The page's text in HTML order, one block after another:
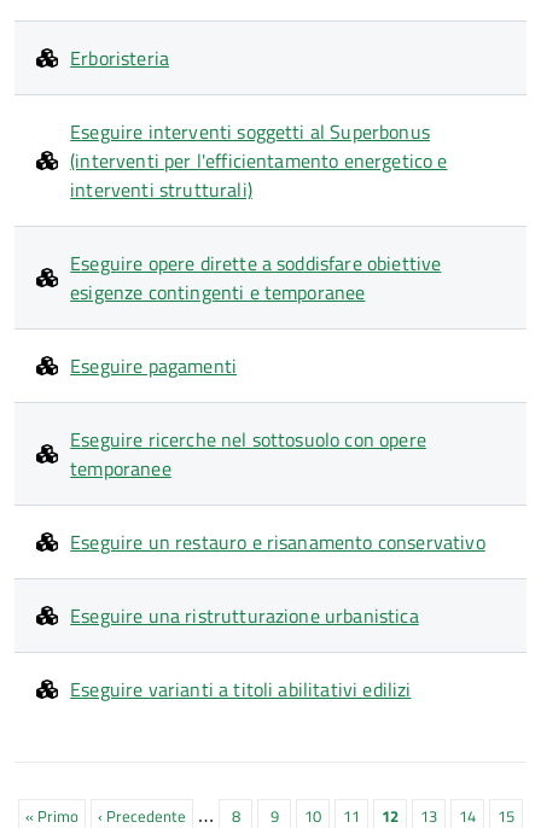
Erboristeria
Eseguire interventi soggetti al Superbonus
(interventi per l'efficientamento energetico e
interventi strutturali)
Eseguire opere dirette a soddisfare obiettive
esigenze contingenti e temporanee
Eseguire pagamenti
Eseguire ricerche nel sottosuolo con opere
temporanee
Eseguire un restauro e risanamento conservativo
Eseguire una ristrutturazione urbanistica
Eseguire varianti a titoli abilitativi edilizi
Paginazione
Prima
« Primo Pagina
‹ Precedente … Pagina
8 Pagina
9 Pagina
10 Pagina
11 Pagina
12 Pagina
13 Pagina
14 15